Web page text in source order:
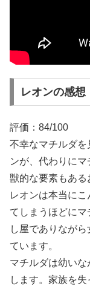
レオンの感想
評価：84/100
不幸なマチルダ
ンが、代わりに
獣的な要素もある
レオンは本当に
てしまうほどに
し屋でありなが
ています。
マチルダは幼い
します。家族を